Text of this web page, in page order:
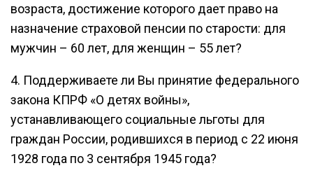
возраста, достижение которого дает право на
назначение страховой пенсии по старости: для
мужчин – 60 лет, для женщин – 55 лет?
4. Поддерживаете ли Вы принятие федерального
закона КПРФ «О детях войны»,
устанавливающего социальные льготы для
граждан России, родившихся в период с 22 июня
1928 года по 3 сентября 1945 года?